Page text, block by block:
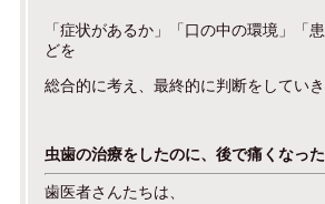
「症状があるか」「口の中の環境」「
どを
総合的に考え、最終的に判断をしていき
虫歯の治療をしたのに、後で痛くなっ
歯医者さんたちは、